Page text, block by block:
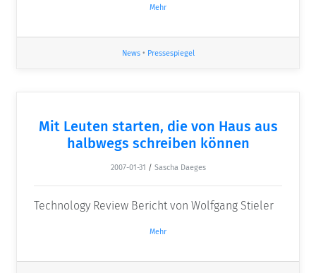
Mehr
News• Pressespiegel
Mit Leuten starten, die von Haus aus
halbwegs schreiben können
2007-01-31 / Sascha Daeges
Technology Review Bericht von Wolfgang Stieler
Mehr